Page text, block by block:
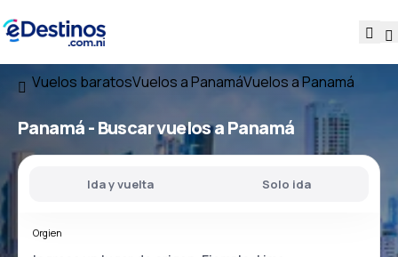
Vuelos baratosVuelos a PanamáVuelos a Panamá
Panamá - Buscar vuelos a Panamá
Ida y vuelta Solo ida
Orgien